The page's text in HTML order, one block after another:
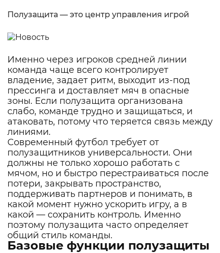
Полузащита — это центр управления игрой
Именно через игроков средней линии
команда чаще всего контролирует
владение, задает ритм, выходит из-под
прессинга и доставляет мяч в опасные
зоны. Если полузащита организована
слабо, команде трудно и защищаться, и
атаковать, потому что теряется связь между
линиями.
Современный футбол требует от
полузащитников универсальности. Они
должны не только хорошо работать с
мячом, но и быстро перестраиваться после
потери, закрывать пространство,
поддерживать партнеров и понимать, в
какой момент нужно ускорить игру, а в
какой — сохранить контроль. Именно
поэтому полузащита часто определяет
общий стиль команды.
Базовые функции полузащиты